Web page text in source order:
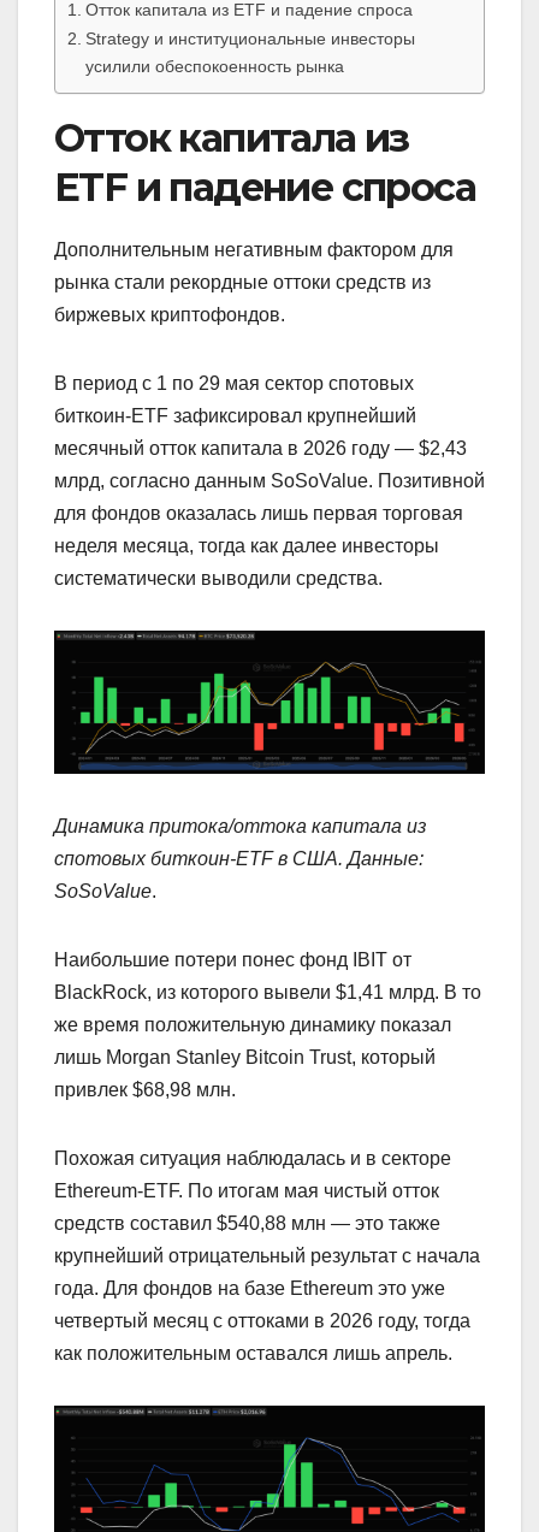
Отток капитала из ETF и падение спроса
Strategy и институциональные инвесторы
усилили обеспокоенность рынка
Отток капитала из
ETF и падение спроса
Дополнительным негативным фактором для
рынка стали рекордные оттоки средств из
биржевых криптофондов.
В период с 1 по 29 мая сектор спотовых
биткоин-ETF зафиксировал крупнейший
месячный отток капитала в 2026 году — $2,43
млрд, согласно данным SoSoValue. Позитивной
для фондов оказалась лишь первая торговая
неделя месяца, тогда как далее инвесторы
систематически выводили средства.
Динамика притока/оттока капитала из
спотовых биткоин-ETF в США. Данные:
SoSoValue.
Наибольшие потери понес фонд IBIT от
BlackRock, из которого вывели $1,41 млрд. В то
же время положительную динамику показал
лишь Morgan Stanley Bitcoin Trust, который
привлек $68,98 млн.
Похожая ситуация наблюдалась и в секторе
Ethereum-ETF. По итогам мая чистый отток
средств составил $540,88 млн — это также
крупнейший отрицательный результат с начала
года. Для фондов на базе Ethereum это уже
четвертый месяц с оттоками в 2026 году, тогда
как положительным оставался лишь апрель.